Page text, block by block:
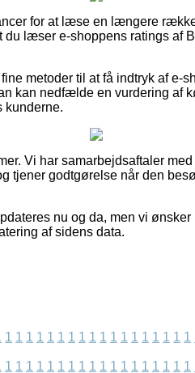
for at læse en længere
læser e-shoppens ratings af
metoder til at få indtryk af e-
kan nedfælde en vurdering af
kunderne.
Vi har samarbejdsaftaler
tjener godtgørelse når den
nu og da, men vi
af sidens data.
1 1 1 1 1 1 1 1 1 1 1 1 1 1 1 1 1 1
1 1 1 1 1 1 1 1 1 1 1 1 1 1 1 1 1 1